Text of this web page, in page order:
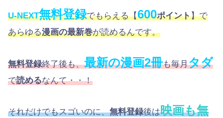
U-NEXT無料登録でもらえる【600ポイント】で
あらゆる漫画の最新巻が読めるんです。
無料登録終了後も、最新の漫画2冊も毎月タダ
で読めるなんて・・！
それだけでもスゴいのに、無料登録後は映画も無